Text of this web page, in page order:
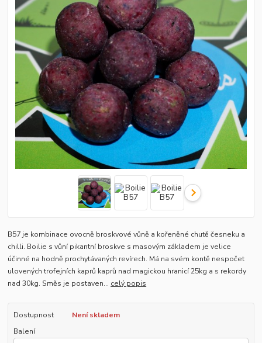
B57 je kombinace ovocně broskvové vůně a kořeněné chutě česneku a
chilli. Boilie s vůní pikantní broskve s masovým základem je velice
účinné na hodně prochytávaných revírech. Má na svém kontě nespočet
ulovených trofejních kaprů kaprů nad magickou hranicí 25kg a s rekordy
nad 30kg. Směs je postaven... celý popis
Dostupnost
Není skladem
Balení